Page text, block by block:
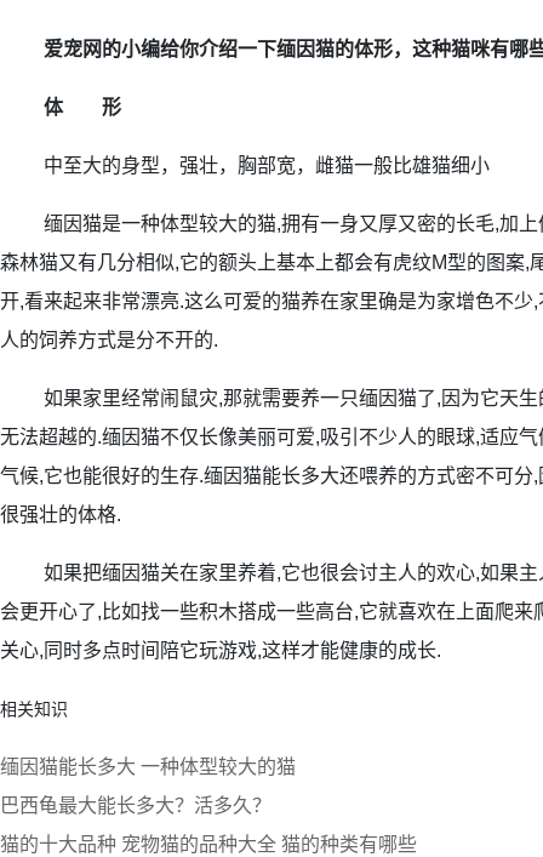
爱宠网的小编给你介绍一下缅因猫的体形，这种猫咪有哪
体 形
中至大的身型，强壮，胸部宽，雌猫一般比雄猫细小
缅因猫是一种体型较大的猫,拥有一身又厚又密的长毛,加上
森林猫又有几分相似,它的额头上基本上都会有虎纹M型的图案,
开,看来起来非常漂亮.这么可爱的猫养在家里确是为家增色不少
人的饲养方式是分不开的.
如果家里经常闹鼠灾,那就需要养一只缅因猫了,因为它天生
无法超越的.缅因猫不仅长像美丽可爱,吸引不少人的眼球,适应
气候,它也能很好的生存.缅因猫能长多大还喂养的方式密不可分
很强壮的体格.
如果把缅因猫关在家里养着,它也很会讨主人的欢心,如果主
会更开心了,比如找一些积木搭成一些高台,它就喜欢在上面爬来
关心,同时多点时间陪它玩游戏,这样才能健康的成长.
相关知识
缅因猫能长多大 一种体型较大的猫
巴西龟最大能长多大？活多久？
猫的十大品种 宠物猫的品种大全 猫的种类有哪些